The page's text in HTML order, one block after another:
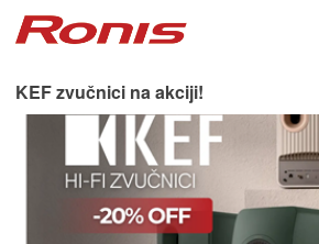
Harman Kardon car audio.